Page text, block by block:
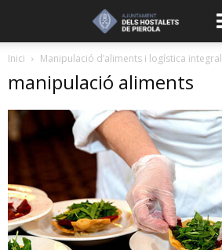
Inici Manipulació d’aliments i logística integral
manipulació aliments